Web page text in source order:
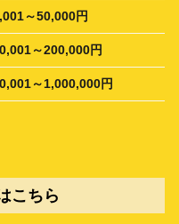
～50,000円
～200,000円
～1,000,000円
こちら